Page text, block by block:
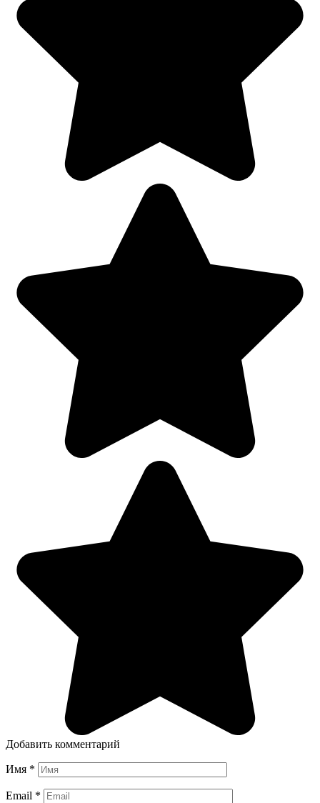
Добавить комментарий
Имя *
Email *